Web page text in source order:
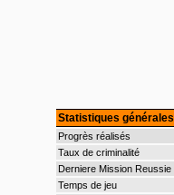
Statistiques générales
Progrès réalisés
Taux de criminalité
Derniere Mission Reussie
Temps de jeu